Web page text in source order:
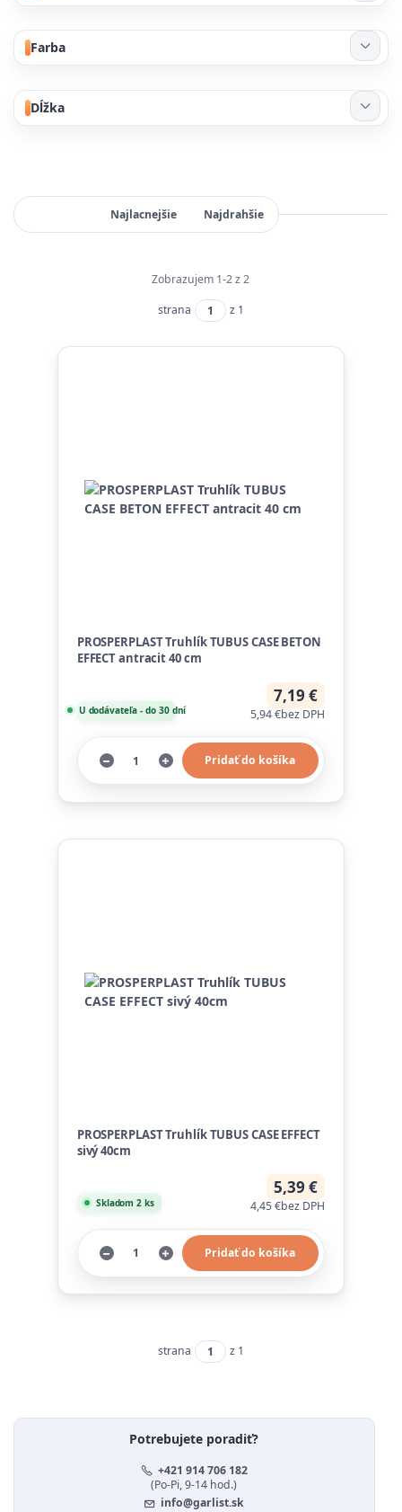
Farba
Dĺžka
Najlacnejšie Najdrahšie
Zobrazujem 1-2 z 2
strana z 1
PROSPERPLAST Truhlík TUBUS CASE BETON
EFFECT antracit 40 cm
7,19 €
5,94 €bez DPH
U dodávateľa - do 30 dní
Pridať do košíka
PROSPERPLAST Truhlík TUBUS CASE EFFECT
sivý 40cm
5,39 €
4,45 €bez DPH
Skladom 2 ks
Pridať do košíka
strana z 1
Potrebujete poradiť?
+421 914 706 182
(Po-Pi, 9-14 hod.)
info@garlist.sk